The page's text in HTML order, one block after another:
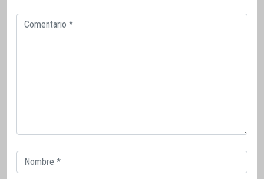
Comentario
Correo
electrónico